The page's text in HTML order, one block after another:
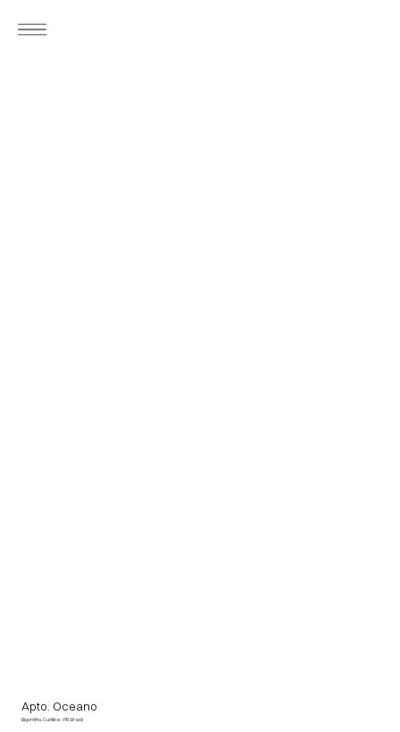
Apto. Oceano
Bigorrilho, Curitiba - PR, Brasil